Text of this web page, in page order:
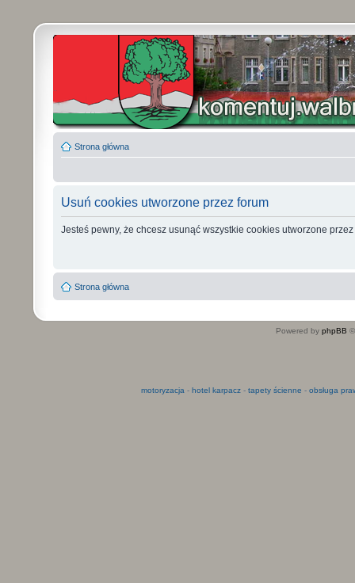
Strona główna
Usuń cookies utworzone przez forum
Jesteś pewny, że chcesz usunąć wszystkie cookies utworzone
Strona główna
Powered by phpBB
motoryzacja - hotel karpacz- tapety ścienne - obsługa